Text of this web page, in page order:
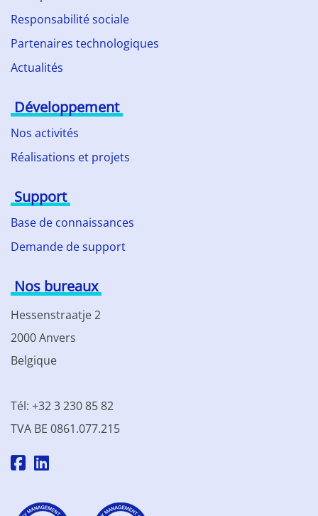
Responsabilité sociale
Partenaires technologiques
Actualités
Développement
Nos activités
Réalisations et projets
Support
Base de connaissances
Demande de support
Nos bureaux
Hessenstraatje 2
2000 Anvers
Belgique
Tél: +32 3 230 85 82
TVA BE 0861.077.215